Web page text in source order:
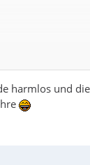
harmlos und